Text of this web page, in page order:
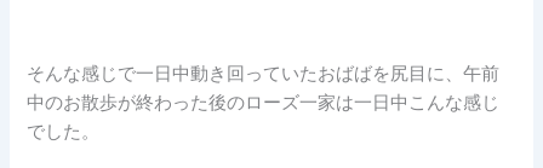
そんな感じで一日中動き回っていたおばばを尻目に、午前
中のお散歩が終わった後のローズ一家は一日中こんな感じ
でした。